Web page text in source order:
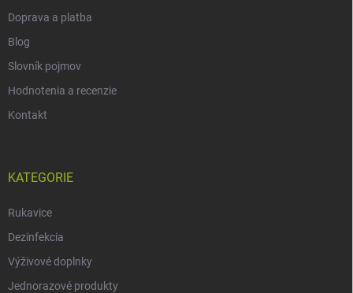
Doprava a platba
Blog
Slovník pojmov
Hodnotenia a recenzie
Kontakt
KATEGORIE
Rukavice
Dezinfekcia
Výživové doplnky
Jednorazové produkty